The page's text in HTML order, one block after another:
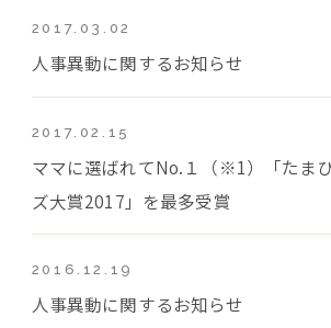
2017.03.02
人事異動に関するお知らせ
2017.02.15
ママに選ばれてNo.１（※1）「たま
ズ大賞2017」を最多受賞
2016.12.19
人事異動に関するお知らせ